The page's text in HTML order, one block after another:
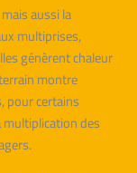
aussi la
multiprises,
génèrent chaleur
montre
pour certains
des